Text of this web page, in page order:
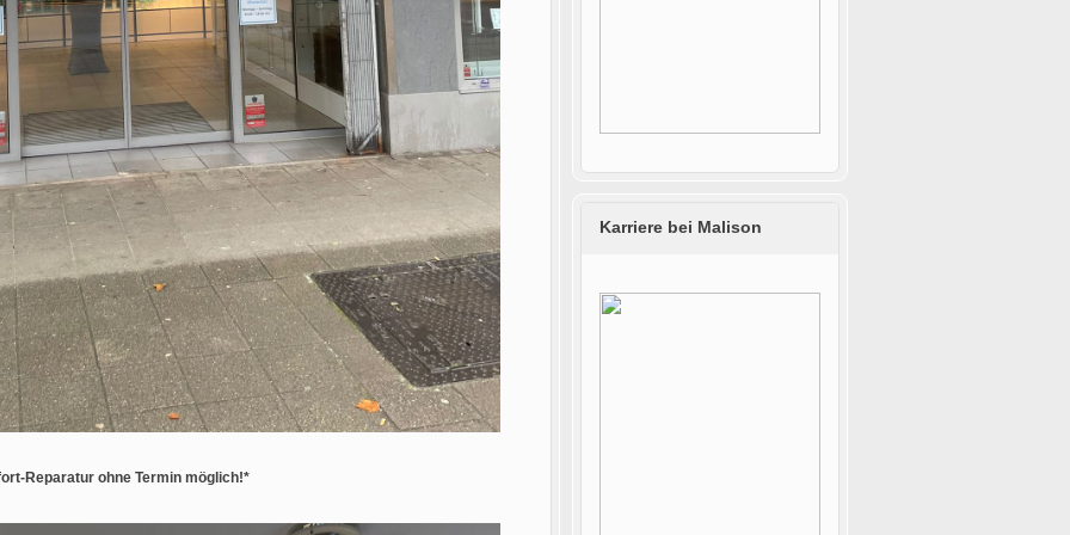
Reparatur ohne Termin möglich!*
Karriere bei Malison